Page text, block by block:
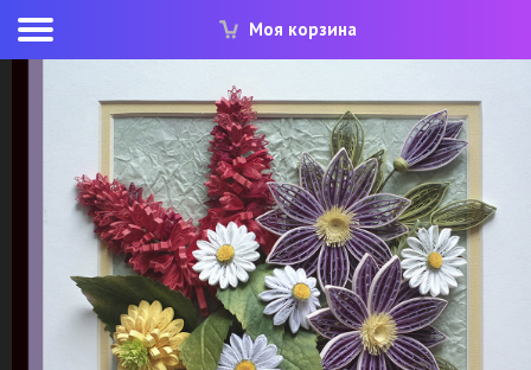
Моя корзина